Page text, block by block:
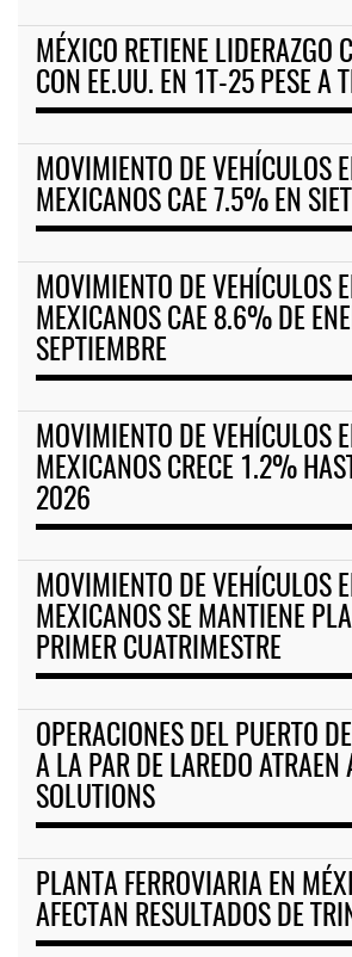
MÉXICO RETIENE LIDERAZGO
CON EE.UU. EN 1T-25 PESE A
MOVIMIENTO DE VEHÍCULOS
MEXICANOS CAE 7.5% EN
MOVIMIENTO DE VEHÍCULOS
MEXICANOS CAE 8.6% DE
SEPTIEMBRE
MOVIMIENTO DE VEHÍCULOS
MEXICANOS CRECE 1.2%
2026
MOVIMIENTO DE VEHÍCULOS
MEXICANOS SE MANTIENE
PRIMER CUATRIMESTRE
OPERACIONES DEL PUERTO
A LA PAR DE LAREDO ATRAEN
SOLUTIONS
PLANTA FERROVIARIA EN
AFECTAN RESULTADOS DE